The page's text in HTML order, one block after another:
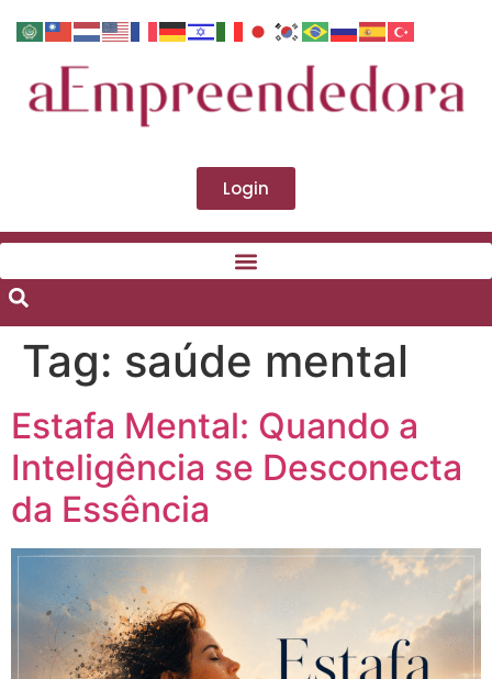
Login
Tag: saúde mental
Estafa Mental: Quando a
Inteligência se Desconecta
da Essência